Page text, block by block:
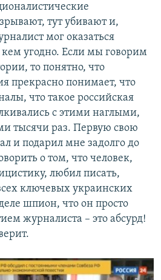
тут убивают и,
мог оказаться
угодно. Если мы говорим
то понятно, что
прекрасно понимает, что
что такое российская
с этими наглыми,
тысячи раз. Первую свою
и подарил мне задолго до
о том, что человек,
любил писать,
ключевых украинских
шпион, что он просто
журналиста – это абсурд!